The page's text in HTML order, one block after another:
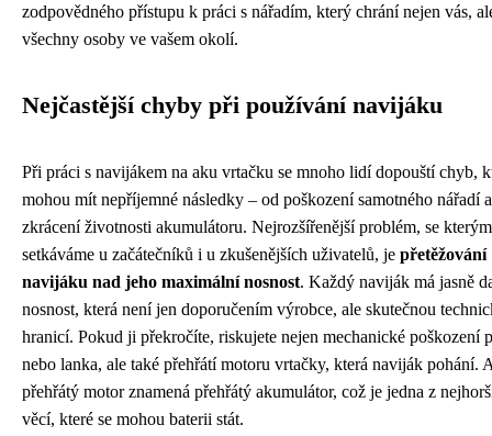
zodpovědného přístupu k práci s nářadím, který chrání nejen vás,
všechny osoby ve vašem okolí.
Nejčastější chyby při používání navijáku
Při práci s navijákem na aku vrtačku se mnoho lidí dopouští chyb,
mohou mít nepříjemné následky – od poškození samotného nářadí
zkrácení životnosti akumulátoru. Nejrozšířenější problém, se
setkáváme u začátečníků i u zkušenějších uživatelů, je přetěžování
navijáku nad jeho maximální nosnost. Každý naviják má jasně
nosnost, která není jen doporučením výrobce, ale skutečnou
hranicí. Pokud ji překročíte, riskujete nejen mechanické poškození
nebo lanka, ale také přehřátí motoru vrtačky, která naviják pohání.
přehřátý motor znamená přehřátý akumulátor, což je jedna z
věcí, které se mohou baterii stát.